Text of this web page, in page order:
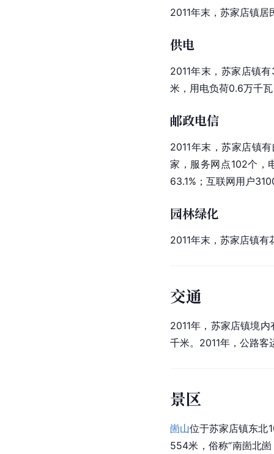
2011年末，苏家店镇
供电
2011年末，苏家店镇
米，用电负荷0.6万千
邮政电信
2011年末，苏家店镇
家，服务网点102个，
63.1%；互联网用户
园林绿化
2011年末，苏家店镇
交通
2011年，苏家店镇境
千米。2011年，公路
景区
崮山位于苏家店镇东北
554米，俗称“南崮北